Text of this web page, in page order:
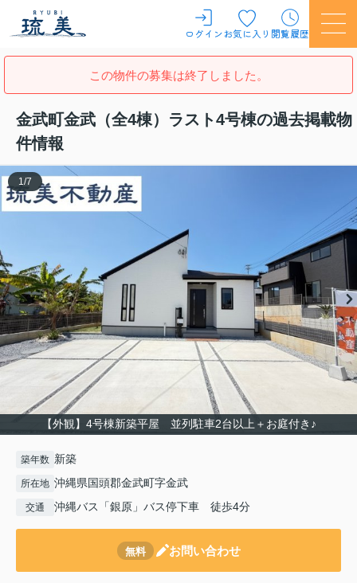
ログインお気に入り 閲覧履歴
この物件の募集は終了しました。
金武町金武（全4棟）ラスト4号棟の過去掲載物
件情報
【外観】4号棟新築平屋 並列駐車2台以上＋お庭付き♪
1 /7
築年数 新築
所在地 沖縄県国頭郡金武町字金武
交通 沖縄バス「銀原」バス停下車 徒歩4分
無料 お問い合わせ